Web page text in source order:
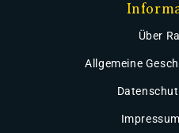
Über
Allgemeine